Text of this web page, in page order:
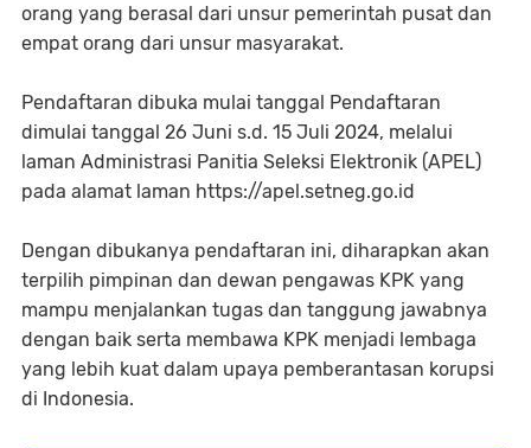
orang yang berasal dari unsur pemerintah pusat dan
empat orang dari unsur masyarakat.
Pendaftaran dibuka mulai tanggal Pendaftaran
dimulai tanggal 26 Juni s.d. 15 Juli 2024, melalui
laman Administrasi Panitia Seleksi Elektronik (APEL)
pada alamat laman https://apel.setneg.go.id
Dengan dibukanya pendaftaran ini, diharapkan akan
terpilih pimpinan dan dewan pengawas KPK yang
mampu menjalankan tugas dan tanggung jawabnya
dengan baik serta membawa KPK menjadi lembaga
yang lebih kuat dalam upaya pemberantasan korupsi
di Indonesia.